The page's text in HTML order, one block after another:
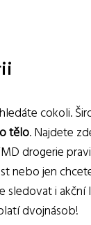
cokoli.
tělo. Najdete
drogerie
nebo jen
i akční
dvojnásob!